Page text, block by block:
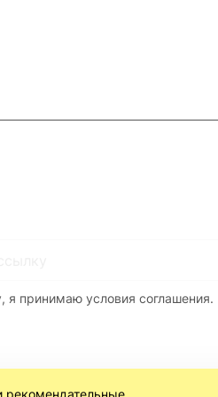
я принимаю условия соглашения.
рекомендательные